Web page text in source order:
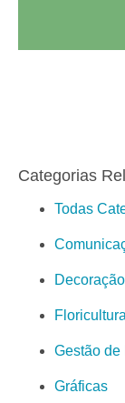
Categorias
Todas
Gestão
Gráficas